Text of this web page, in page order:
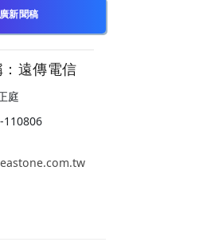
新聞稿
遠傳電信
庭
110806